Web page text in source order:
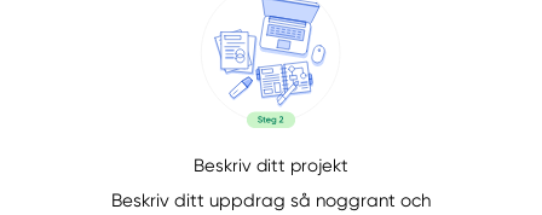
Beskriv ditt projekt
Beskriv ditt uppdrag så noggrant och